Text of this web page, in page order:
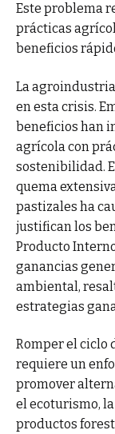
Este problema
prácticas
beneficios
La
en esta crisis.
beneficios han
agrícola con
sostenibilidad.
quema
pastizales ha
justifican los
Producto
ganancias
ambiental,
estrategias
Romper el ciclo
requiere un
promover
el ecoturismo,
productos